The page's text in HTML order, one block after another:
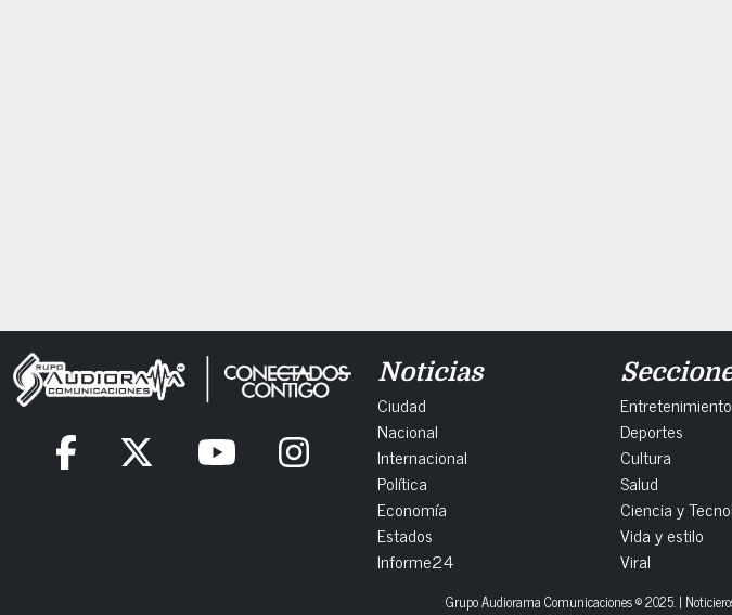
Noticias
Ciudad
Nacional
Internacional
Política
Economía
Estados
Informe24
Entretenimiento
Deportes
Cultura
Salud
Ciencia y
Vida y estilo
Viral
Grupo Audiorama Comunicaciones © 2025. |